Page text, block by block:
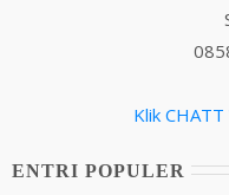
Klik
ENTRI POPULER